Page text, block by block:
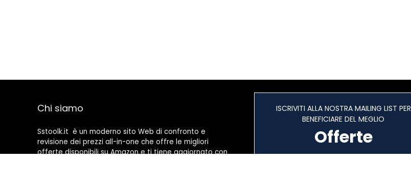
Chi siamo
Sstoolk.it è un moderno sito Web di confronto e
revisione dei prezzi all-in-one che offre le migliori
offerte disponibili su Amazon e ti tiene aggiornato con
ISCRIVITI ALLA NOSTRA MAILING LIST PER
BENEFICIARE DEL MEGLIO
Offerte